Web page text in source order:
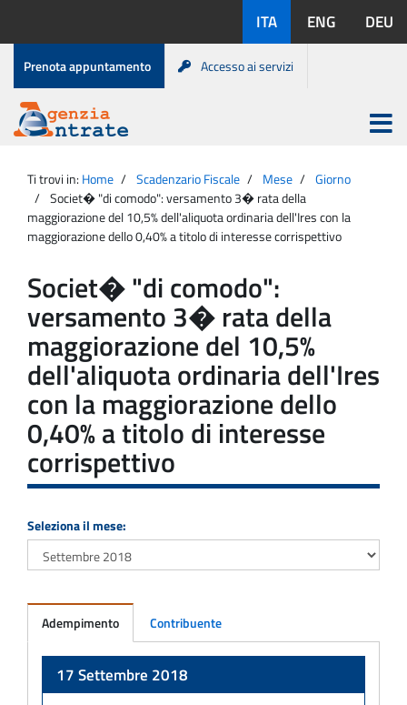
contenuto
disponibili:
ITA ENG DEU
Menu
di
servizio
Prenota appuntamento Accesso ai servizi
Agenzia
Entrate
Apri
menu
principale
Ti trovi in: Home Scadenzario Fiscale Mese
Giorno
Societ� "di comodo": versamento 3� rata della
maggiorazione del 10,5% dell'aliquota ordinaria dell'Ires con la
maggiorazione dello 0,40% a titolo di interesse corrispettivo
Societ� "di comodo":
versamento 3� rata della
maggiorazione del 10,5%
dell'aliquota ordinaria dell'Ires
con la maggiorazione dello
0,40% a titolo di interesse
corrispettivo
Seleziona il mese:
Adempimento Contribuente
17 Settembre 2018